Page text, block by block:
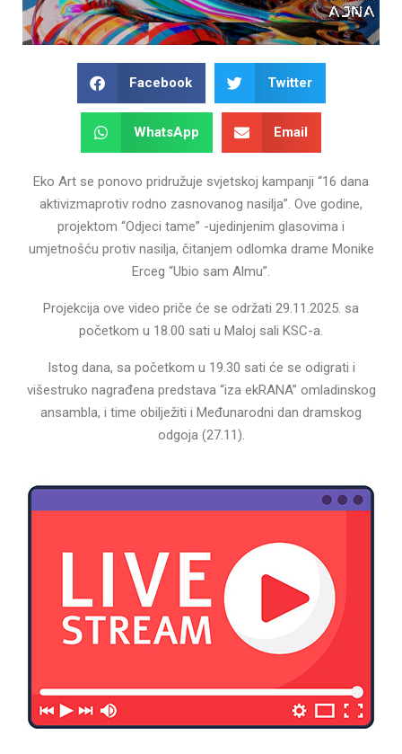
Facebook Twitter
WhatsApp Email
Eko Art se ponovo pridružuje svjetskoj kampanji “16 dana
aktivizmaprotiv rodno zasnovanog nasilja”. Ove godine,
projektom “Odjeci tame” -ujedinjenim glasovima i
umjetnošću protiv nasilja, čitanjem odlomka drame Monike
Erceg “Ubio sam Almu”.
Projekcija ove video priče će se održati 29.11.2025. sa
početkom u 18.00 sati u Maloj sali KSC-a.
Istog dana, sa početkom u 19.30 sati će se odigrati i
višestruko nagrađena predstava “iza ekRANA” omladinskog
ansambla, i time obilježiti i Međunarodni dan dramskog
odgoja (27.11).